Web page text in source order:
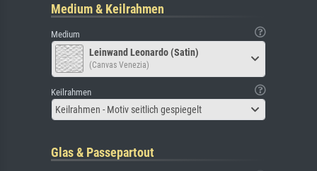
Medium & Keilrahmen
Medium
Leinwand Leonardo (Satin)
(Canvas Venezia)
Keilrahmen
Keilrahmen - Motiv seitlich gespiegelt
Glas & Passepartout